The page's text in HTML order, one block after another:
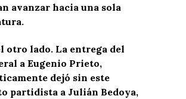
avanzar hacia una sola
otro lado. La entrega del
a Eugenio Prieto,
dejó sin este
partidista a Julián Bedoya,